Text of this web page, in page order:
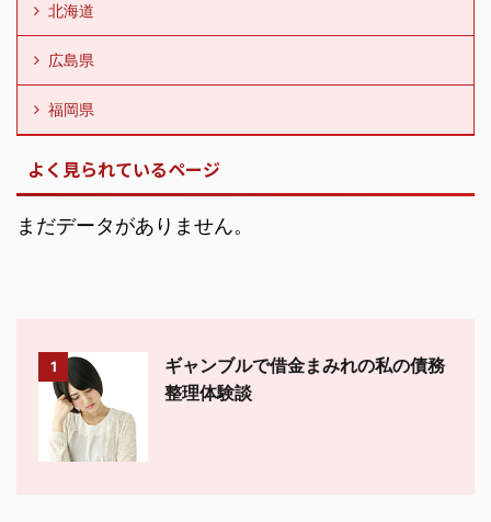
北海道
広島県
福岡県
よく見られているページ
まだデータがありません。
1
ギャンブルで借金まみれの私の債務
整理体験談